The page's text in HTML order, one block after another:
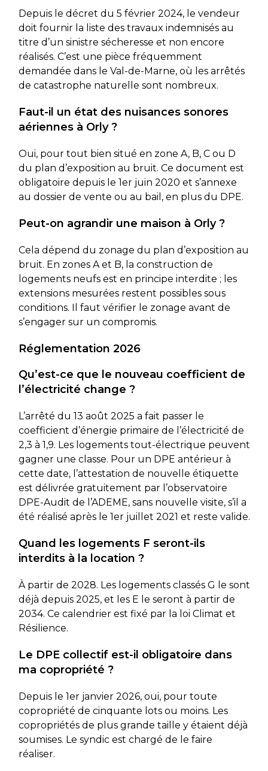
Depuis le décret du 5 février 2024, le vendeur
doit fournir la liste des travaux indemnisés au
titre d’un sinistre sécheresse et non encore
réalisés. C’est une pièce fréquemment
demandée dans le Val-de-Marne, où les arrêtés
de catastrophe naturelle sont nombreux.
Faut-il un état des nuisances sonores
aériennes à Orly ?
Oui, pour tout bien situé en zone A, B, C ou D
du plan d’exposition au bruit. Ce document est
obligatoire depuis le 1er juin 2020 et s’annexe
au dossier de vente ou au bail, en plus du DPE.
Peut-on agrandir une maison à Orly ?
Cela dépend du zonage du plan d’exposition au
bruit. En zones A et B, la construction de
logements neufs est en principe interdite ; les
extensions mesurées restent possibles sous
conditions. Il faut vérifier le zonage avant de
s’engager sur un compromis.
Réglementation 2026
Qu’est-ce que le nouveau coefficient de
l’électricité change ?
L’arrêté du 13 août 2025 a fait passer le
coefficient d’énergie primaire de l’électricité de
2,3 à 1,9. Les logements tout-électrique peuvent
gagner une classe. Pour un DPE antérieur à
cette date, l’attestation de nouvelle étiquette
est délivrée gratuitement par l’observatoire
DPE-Audit de l’ADEME, sans nouvelle visite, s’il a
été réalisé après le 1er juillet 2021 et reste valide.
Quand les logements F seront-ils
interdits à la location ?
À partir de 2028. Les logements classés G le sont
déjà depuis 2025, et les E le seront à partir de
2034. Ce calendrier est fixé par la loi Climat et
Résilience.
Le DPE collectif est-il obligatoire dans
ma copropriété ?
Depuis le 1er janvier 2026, oui, pour toute
copropriété de cinquante lots ou moins. Les
copropriétés de plus grande taille y étaient déjà
soumises. Le syndic est chargé de le faire
réaliser.